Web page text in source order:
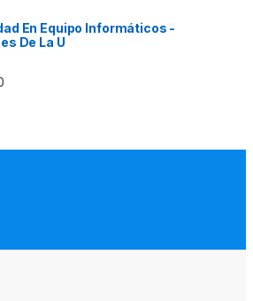
En Equipo Informáticos -
De La U